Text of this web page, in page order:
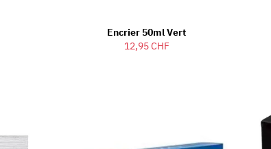
Encrier 50ml Vert
12,95 CHF